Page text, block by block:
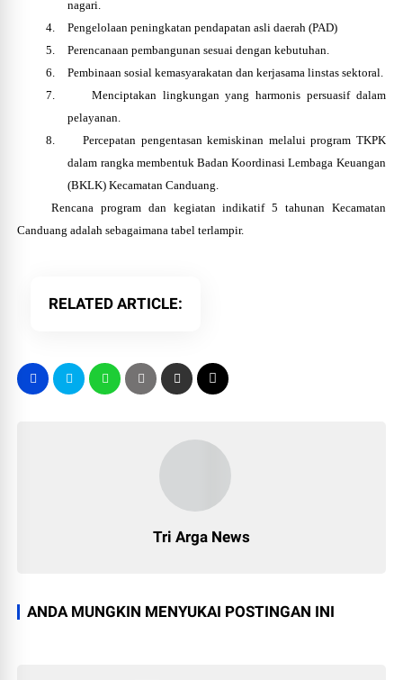
nagari.
4.
Pengelolaan peningkatan pendapatan asli daerah (PAD)
5.
Perencanaan pembangunan sesuai dengan kebutuhan.
6.
Pembinaan sosial kemasyarakatan dan kerjasama linstas sektoral.
7.
Menciptakan lingkungan yang harmonis persuasif dalam
pelayanan.
8.
Percepatan pengentasan kemiskinan melalui program TKPK
dalam rangka membentuk Badan Koordinasi Lembaga Keuangan
(BKLK) Kecamatan Canduang.
Rencana program dan kegiatanindikatif 5 tahunan Kecamatan
Canduang adalah sebagaimana tabel terlampir.
RELATED ARTICLE
Tri Arga News
ANDA MUNGKIN MENYUKAI POSTINGAN INI